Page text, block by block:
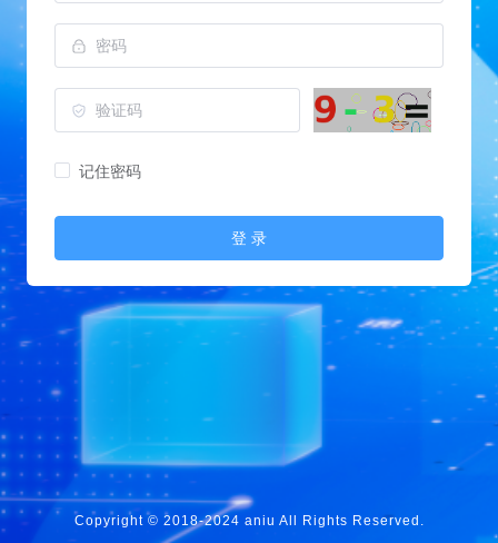
记住密码
登 录
Copyright © 2018-2024 aniu All Rights Reserved.